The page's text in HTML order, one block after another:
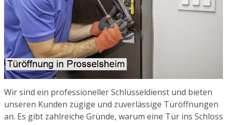
Wir sind ein professioneller Schlüsseldienst und bieten
unseren Kunden zügige und zuverlässige Türöffnungen
an. Es gibt zahlreiche Gründe, warum eine Tür ins Schloss